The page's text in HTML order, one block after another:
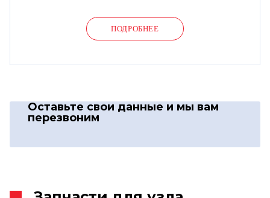
ПОДРОБНЕЕ
Оставьте свои данные и мы вам
перезвоним